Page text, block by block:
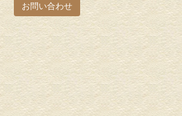
お問い合わせ